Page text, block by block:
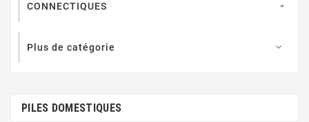
CONNECTIQUES 
Plus de catégorie 
PILES DOMESTIQUES